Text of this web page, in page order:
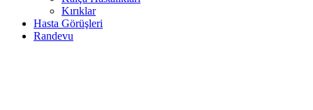
Kırıklar
Hasta Görüşleri
Randevu